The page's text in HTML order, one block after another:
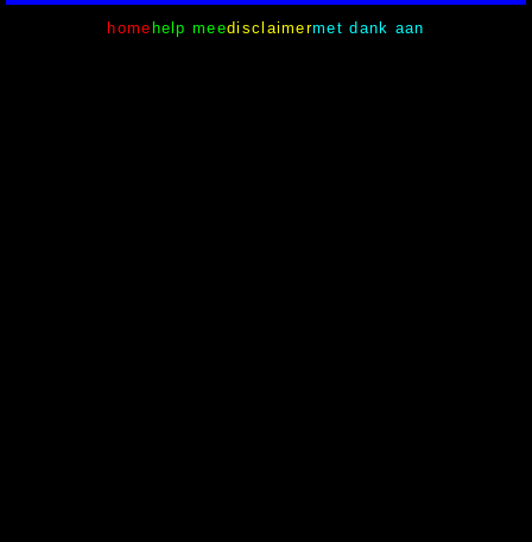
home help meedisclaimermet dank aan